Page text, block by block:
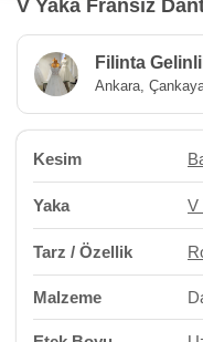
V Yaka Fransız
Filinta
Ankara,
Kesim
Yaka V
Tarz / Özellik
Malzeme